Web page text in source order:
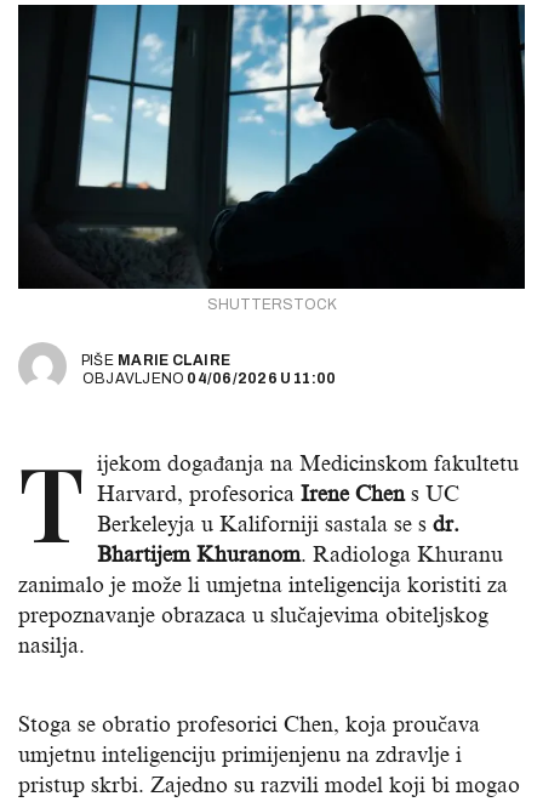
SHUTTERSTOCK
PIŠE MARIE CLAIRE
OBJAVLJENO 04/06/2026 U 11:00
T ijekom događanja na Medicinskom fakultetu
Harvard, profesorica Irene Chens UC
Berkeleyja u Kaliforniji sastala se s dr.
Bhartijem Khuranom. Radiologa Khuranu
zanimalo je može li umjetna inteligencija koristiti za
prepoznavanje obrazaca u slučajevima obiteljskog
nasilja.
Stoga se obratio profesorici Chen, koja proučava
umjetnu inteligenciju primijenjenu na zdravlje i
pristup skrbi. Zajedno su razvili model koji bi mogao